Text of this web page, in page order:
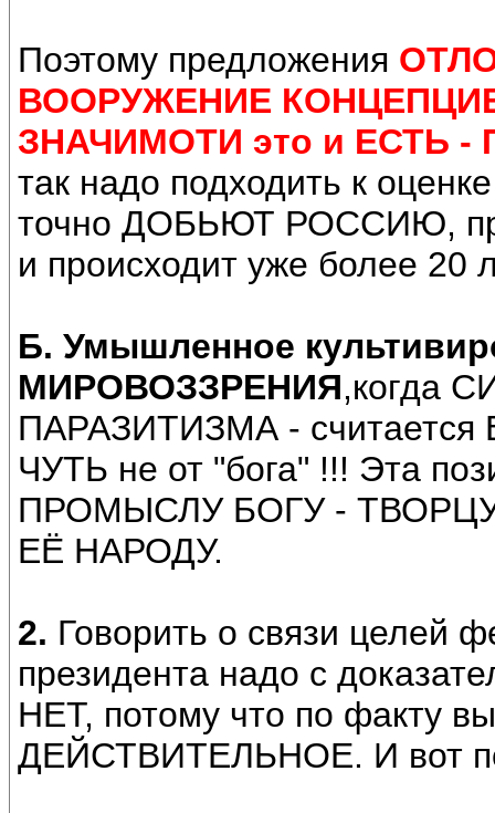
Поэтому предложения
ВООРУЖЕНИЕ
ЗНАЧИМОТИ это и ЕСТЬ
так надо подходить к
точно ДОБЬЮТ РОССИЮ,
и происходит уже более 20
Б. Умышленное
МИРОВОЗЗРЕНИЯ,когда
ПАРАЗИТИЗМА -
ЧУТЬ не от "бога" !!! Эта
ПРОМЫСЛУ БОГУ -
ЕЁ НАРОДУ.
2. Говорить о связи целей
президента надо с
НЕТ, потому что по факту
ДЕЙСТВИТЕЛЬНОЕ. И вот